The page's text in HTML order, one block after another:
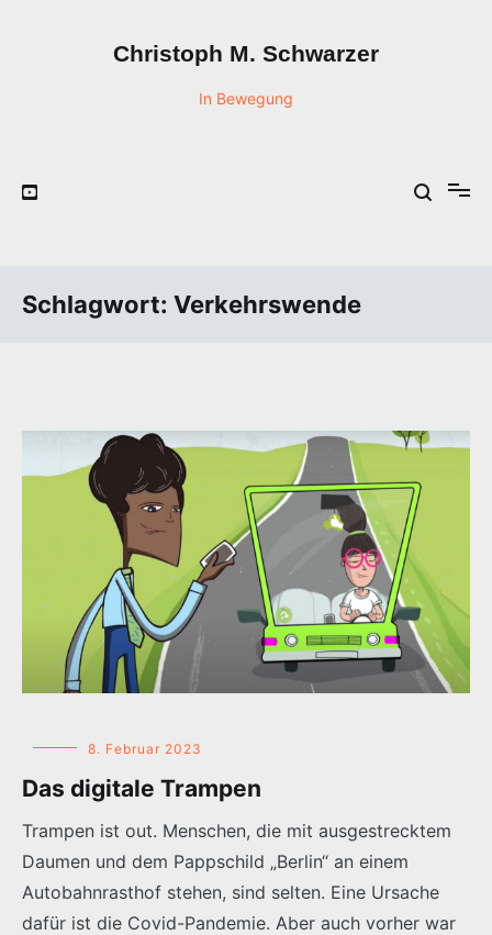
Christoph M. Schwarzer
In Bewegung
Schlagwort: Verkehrswende
8. Februar 2023
Das digitale Trampen
Trampen ist out. Menschen, die mit ausgestrecktem
Daumen und dem Pappschild „Berlin“ an einem
Autobahnrasthof stehen, sind selten. Eine Ursache
dafür ist die Covid-Pandemie. Aber auch vorher war